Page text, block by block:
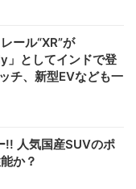
ール“XR”が
」としてインドで登
チ、新型EVなども一
!! 人気国産SUVのポ
か？